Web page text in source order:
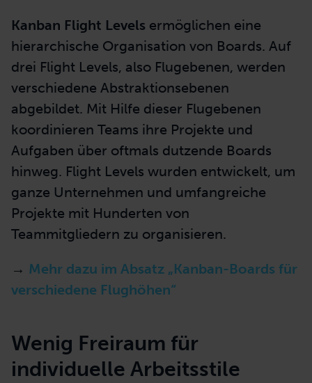
Kanban Flight Levels ermöglichen eine
hierarchische Organisation von Boards. Auf
drei Flight Levels, also Flugebenen, werden
verschiedene Abstraktionsebenen
abgebildet. Mit Hilfe dieser Flugebenen
koordinieren Teams ihre Projekte und
Aufgaben über oftmals dutzende Boards
hinweg. Flight Levels wurden entwickelt, um
ganze Unternehmen und umfangreiche
Projekte mit Hunderten von
Teammitgliedern zu organisieren.
→ Mehr dazu im Absatz „Kanban-Boards für
verschiedene Flughöhen“
Wenig Freiraum für
individuelle Arbeitsstile